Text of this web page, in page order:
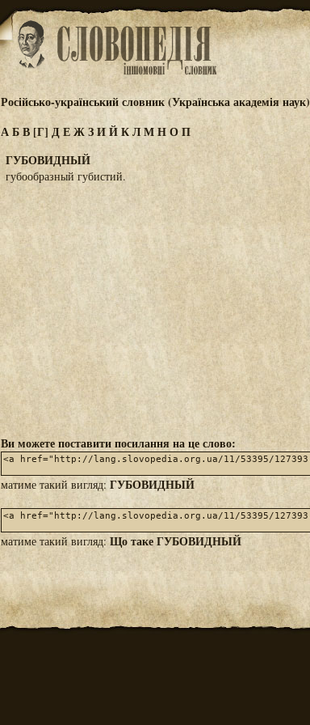
Російсько-український словник (Українська академія наук)
АБВ[Г] ДЕЖЗИЙКЛМНОП
ГУБОВИДНЫЙ
губообразный губистий.
Ви можете поставити посилання на це слово:
матиме такий вигляд: ГУБОВИДНЫЙ
матиме такий вигляд:Що таке ГУБОВИДНЫЙ